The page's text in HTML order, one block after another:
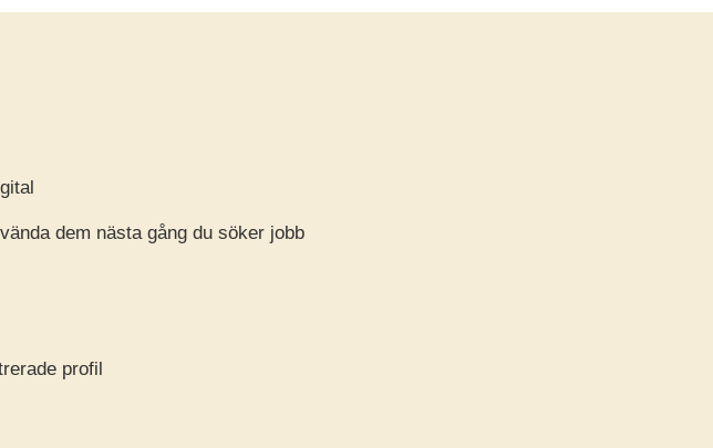
dem nästa gång du söker jobb
profil